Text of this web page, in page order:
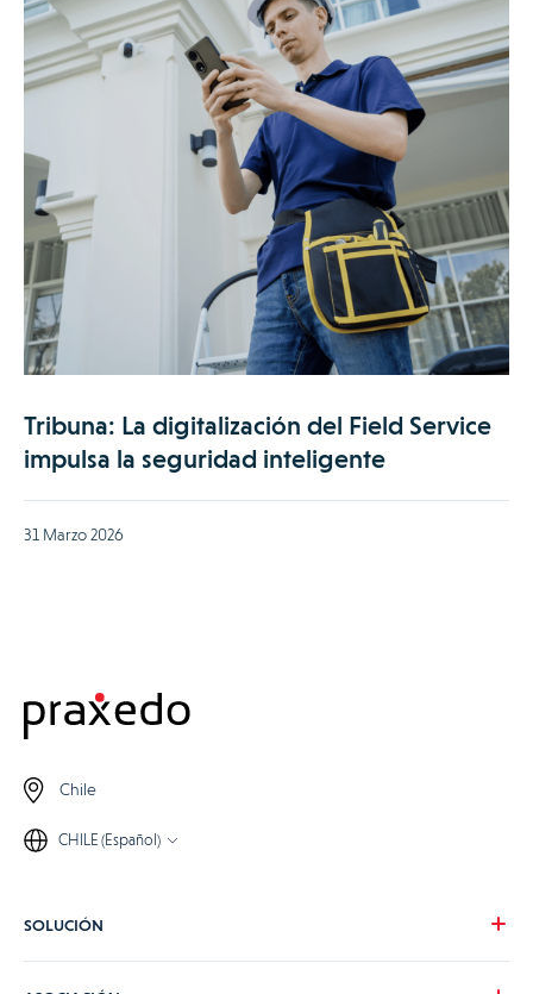
Tribuna: La digitalización del Field Service
impulsa la seguridad inteligente
31 Marzo 2026
Chile
CHILE (Español)
SOLUCIÓN